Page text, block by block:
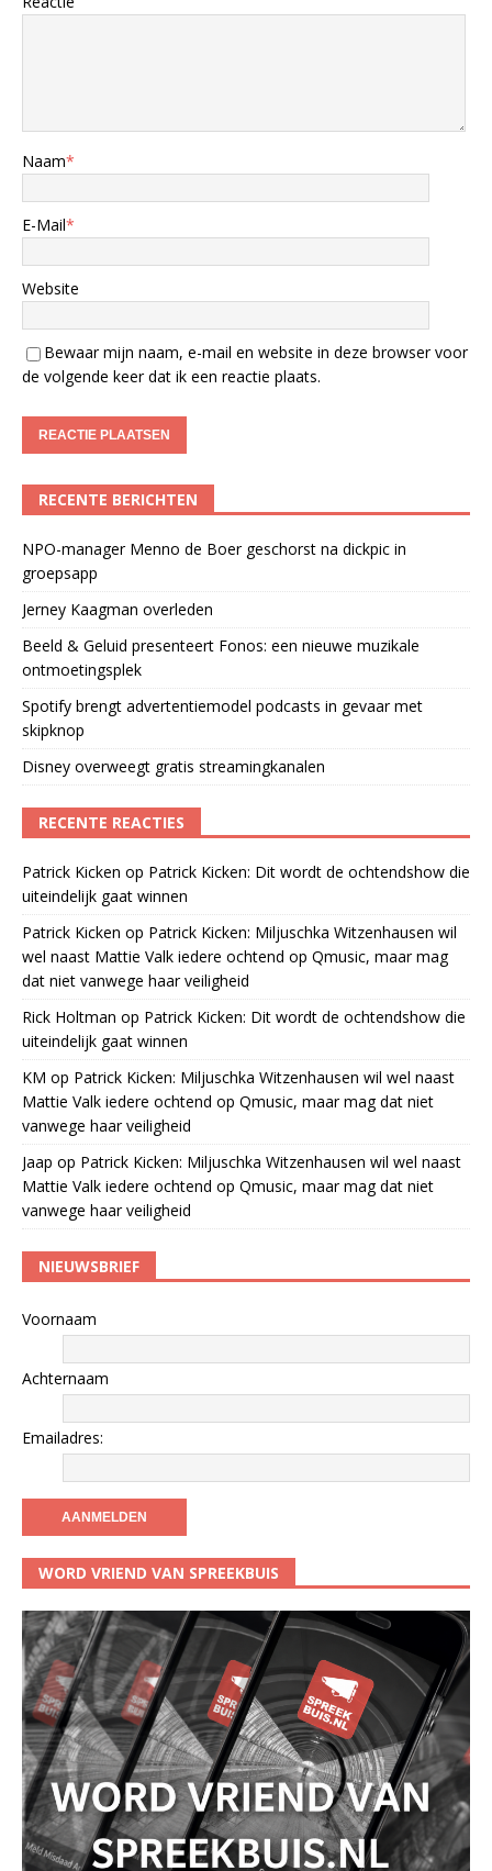
Naam*
E-Mail*
Website
Bewaar mijn naam, e-mail en website in deze browser voor
de volgende keer dat ik een reactie plaats.
RECENTE BERICHTEN
NPO-manager Menno de Boer geschorst na dickpic in
groepsapp
Jerney Kaagman overleden
Beeld & Geluid presenteert Fonos: een nieuwe muzikale
ontmoetingsplek
Spotify brengt advertentiemodel podcasts in gevaar met
skipknop
Disney overweegt gratis streamingkanalen
RECENTE REACTIES
Patrick Kicken op Patrick Kicken: Dit wordt de ochtendshow die
uiteindelijk gaat winnen
Patrick Kicken op Patrick Kicken: Miljuschka Witzenhausen wil
wel naast Mattie Valk iedere ochtend op Qmusic, maar mag
dat niet vanwege haar veiligheid
Rick Holtman op Patrick Kicken: Dit wordt de ochtendshow die
uiteindelijk gaat winnen
KM op Patrick Kicken: Miljuschka Witzenhausen wil wel naast
Mattie Valk iedere ochtend op Qmusic, maar mag dat niet
vanwege haar veiligheid
Jaap op Patrick Kicken: Miljuschka Witzenhausen wil wel naast
Mattie Valk iedere ochtend op Qmusic, maar mag dat niet
vanwege haar veiligheid
NIEUWSBRIEF
Voornaam
Achternaam
Emailadres:
WORD VRIEND VAN SPREEKBUIS